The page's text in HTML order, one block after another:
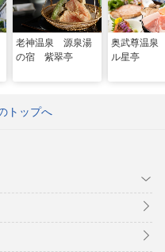
老神温泉 源泉湯
の宿 紫翠亭
奥武尊温
ル星亭
トップへ